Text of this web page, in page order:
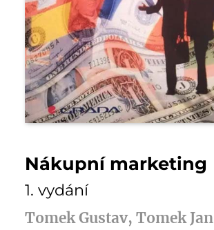
Nákupní marketing
1. vydání
Tomek Gustav, Tomek Jan